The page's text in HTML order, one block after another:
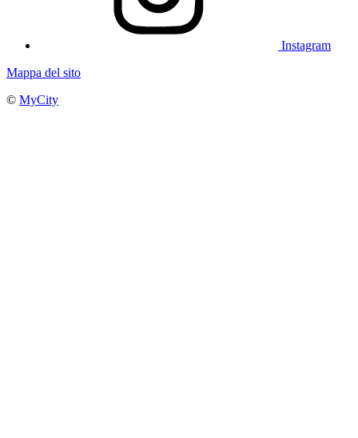
Instagram
Mappa del sito
© MyCity